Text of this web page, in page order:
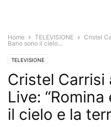
Home TELEVISIONE
Cristel
Bano sono il cielo...
TELEVISIONE
Cristel Carrisi
Live:
il cielo e la